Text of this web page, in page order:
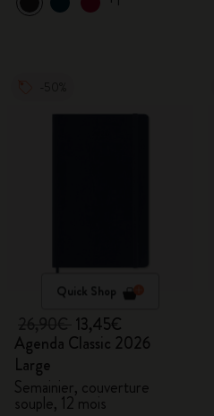
Quick Shop
13,45€
Agenda Classic 2026
Large
Semainier, couverture
souple, 12 mois